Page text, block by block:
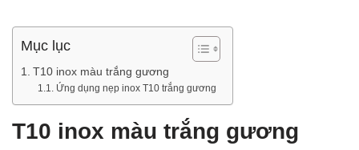
Mục lục
T10 inox màu trắng gương
Ứng dụng nẹp inox T10 trắng gương
T10 inox màu trắng gương